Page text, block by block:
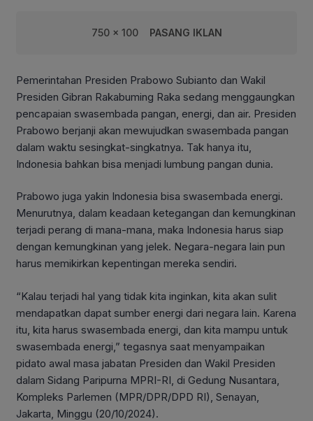
750 x 100 PASANG IKLAN
Pemerintahan Presiden Prabowo Subianto dan Wakil
Presiden Gibran Rakabuming Raka sedang menggaungkan
pencapaian swasembada pangan, energi, dan air. Presiden
Prabowo berjanji akan mewujudkan swasembada pangan
dalam waktu sesingkat-singkatnya. Tak hanya itu,
Indonesia bahkan bisa menjadi lumbung pangan dunia.
Prabowo juga yakin Indonesia bisa swasembada energi.
Menurutnya, dalam keadaan ketegangan dan kemungkinan
terjadi perang di mana-mana, maka Indonesia harus siap
dengan kemungkinan yang jelek. Negara-negara lain pun
harus memikirkan kepentingan mereka sendiri.
“Kalau terjadi hal yang tidak kita inginkan, kita akan sulit
mendapatkan dapat sumber energi dari negara lain. Karena
itu, kita harus swasembada energi, dan kita mampu untuk
swasembada energi,” tegasnya saat menyampaikan
pidato awal masa jabatan Presiden dan Wakil Presiden
dalam Sidang Paripurna MPRI-RI, di Gedung Nusantara,
Kompleks Parlemen (MPR/DPR/DPD RI), Senayan,
Jakarta, Minggu (20/10/2024).